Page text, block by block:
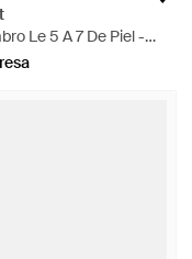
Le 5 A 7 De Piel -